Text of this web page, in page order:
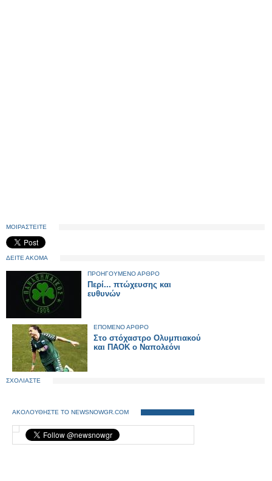
ΜΟΙΡΑΣΤΕΙΤΕ
ΔΕΙΤΕ ΑΚΟΜΑ
ΠΡΟΗΓΟΥΜΕΝΟ ΑΡΘΡΟ
Περί... πτώχευσης και
ευθυνών
ΕΠΟΜΕΝΟ ΑΡΘΡΟ
Στο στόχαστρο Ολυμπιακού
και ΠΑΟΚ ο Ναπολεόνι
ΣΧΟΛΙΑΣΤΕ
ΑΚΟΛΟΥΘΗΣΤΕ ΤΟ NEWSNOWGR.COM